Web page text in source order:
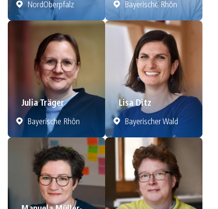
NordOberpfalz
Bayerische Rhön
Julia Träger
Bayerische Rhön
Lisa Ditz
Bayerischer Wald